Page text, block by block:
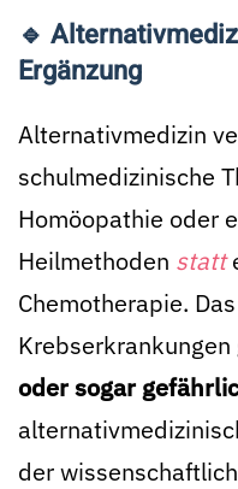
🔹
Ergänzung
Alternativmedizin
schulmedizinische
Homöopathie oder
Heilmethoden statt
Chemotherapie.
Krebserkrankungen
oder sogar
der